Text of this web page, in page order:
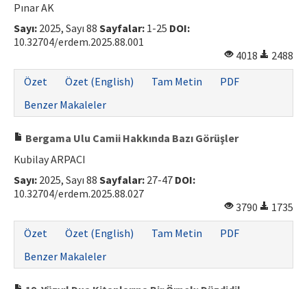
Pınar AK
Sayı: 2025, Sayı 88 Sayfalar: 1-25 DOI:
10.32704/erdem.2025.88.001
4018
2488
Özet
Özet (English) Tam Metin
PDF
Benzer Makaleler
Bergama Ulu Camii Hakkında Bazı Görüşler
Kubilay ARPACI
Sayı: 2025, Sayı 88 Sayfalar: 27-47 DOI:
10.32704/erdem.2025.88.027
3790
1735
Özet
Özet (English) Tam Metin
PDF
Benzer Makaleler